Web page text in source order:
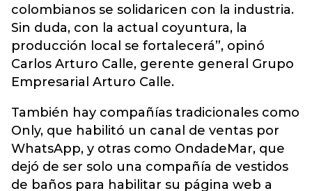
colombianos se solidaricen con la industria.
Sin duda, con la actual coyuntura, la
producción local se fortalecerá”, opinó
Carlos Arturo Calle, gerente general Grupo
Empresarial Arturo Calle.
También hay compañías tradicionales como
Only, que habilitó un canal de ventas por
WhatsApp, y otras como OndadeMar, que
dejó de ser solo una compañía de vestidos
de baños para habilitar su página web a